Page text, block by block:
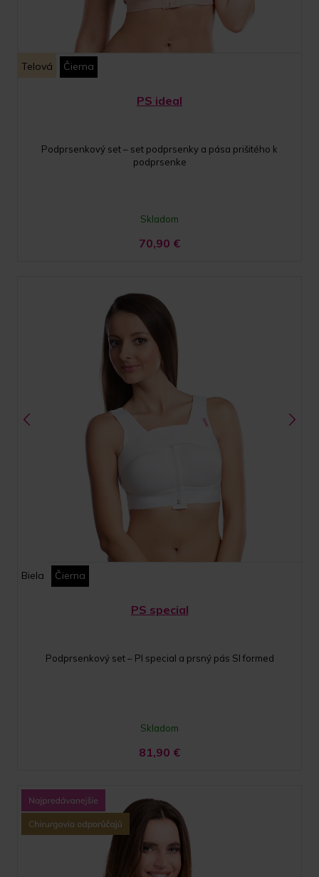
Telová Čierna
PS ideal
Podprsenkový set – set podprsenky a pása prišitého k
podprsenke
Skladom
70,90 €
Biela Čierna
PS special
Podprsenkový set – PI special a prsný pás SI formed
Skladom
81,90 €